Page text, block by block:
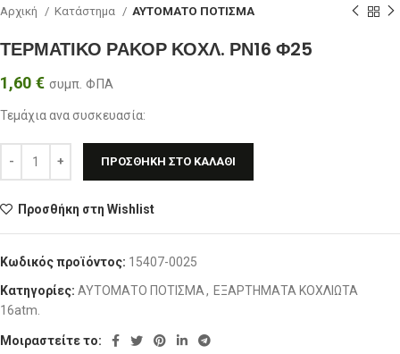
Αρχική Κατάστημα ΑΥΤΟΜΑΤΟ ΠΟΤΙΣΜΑ
ΤΕΡΜΑΤΙΚΟ ΡΑΚΟΡ ΚΟΧΛ. ΡΝ16 Φ25
1,60 € συμπ. ΦΠΑ
Τεμάχια ανα συσκευασία:
ΠΡΟΣΘΉΚΗ ΣΤΟ ΚΑΛΆΘΙ
Προσθήκη στη Wishlist
Κωδικός προϊόντος: 15407-0025
Κατηγορίες: ΑΥΤΟΜΑΤΟ ΠΟΤΙΣΜΑ, ΕΞΑΡΤΗΜΑΤΑ ΚΟΧΛΙΩΤΑ
16atm.
Μοιραστείτε το: